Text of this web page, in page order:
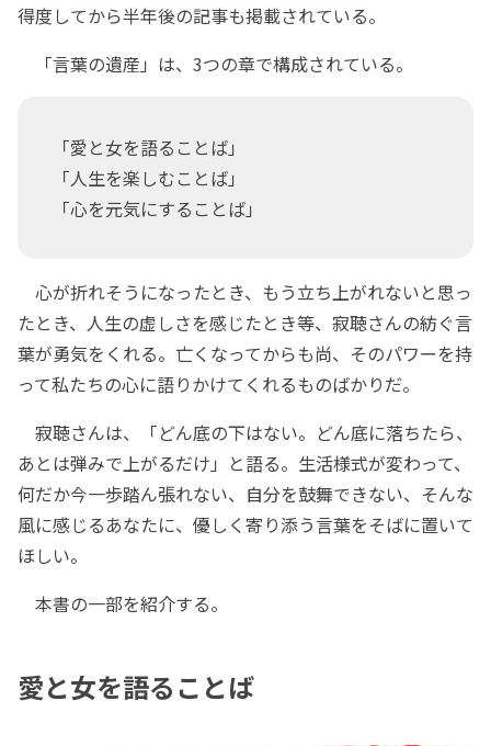
得度してから半年後の記事も掲載されている。
「言葉の遺産」は、3つの章で構成されている。
「愛と女を語ることば」
「人生を楽しむことば」
「心を元気にすることば」
心が折れそうになったとき、もう立ち上がれないと思っ
たとき、人生の虚しさを感じたとき等、寂聴さんの紡ぐ言
葉が勇気をくれる。亡くなってからも尚、そのパワーを持
って私たちの心に語りかけてくれるものばかりだ。
寂聴さんは、「どん底の下はない。どん底に落ちたら、
あとは弾みで上がるだけ」と語る。生活様式が変わって、
何だか今一歩踏ん張れない、自分を鼓舞できない、そんな
風に感じるあなたに、優しく寄り添う言葉をそばに置いて
ほしい。
本書の一部を紹介する。
愛と女を語ることば